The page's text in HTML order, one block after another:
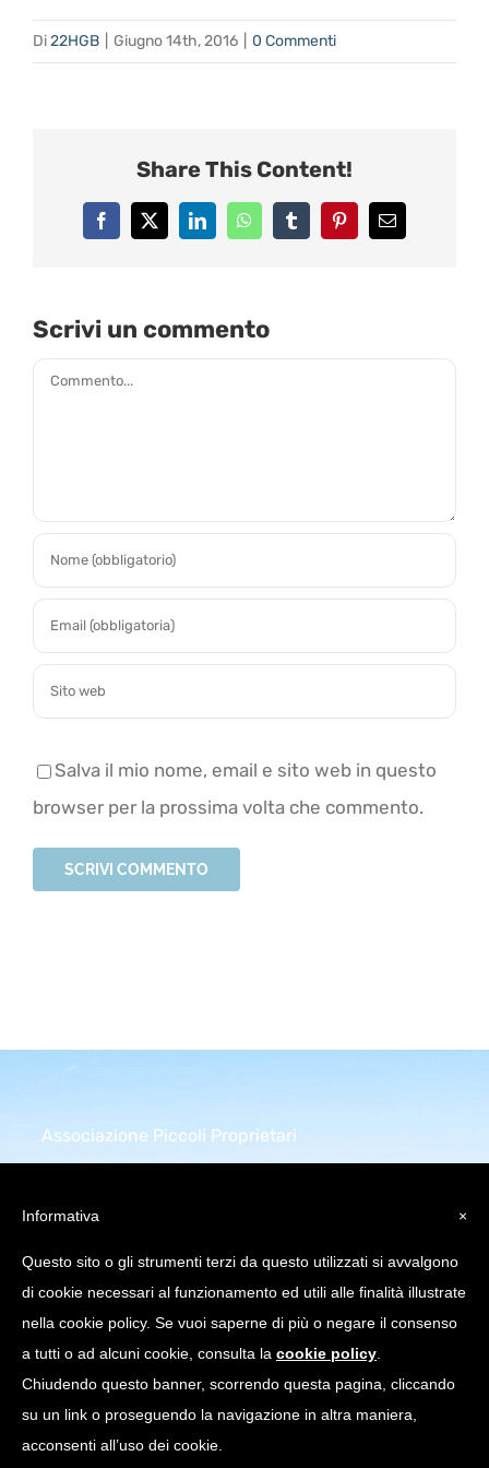
Di22HGB Giugno 14th, 2016 0 Commenti
Share This Content!
Facebook
X LinkedInWhatsAppTumblrPinterestEmail
Scrivi un commento
Commento
Salva il mio nome, email e sito web in questo
browser per la prossima volta che commento.
Associazione Piccoli Proprietari
20124 Milano (MI)
C.Fiscale: 97751640158
info@appice.it |
appice@pec.appice.it
×
Informativa
Questo sito o gli strumenti terzi da questo utilizzati si avvalgono
di cookie necessari al funzionamento ed utili alle finalità illustrate
nella cookie policy. Se vuoi saperne di più o negare il consenso
a tutti o ad alcuni cookie, consulta la cookie policy
Chiudendo questo banner, scorrendo questa pagina, cliccando
su un link o proseguendo la navigazione in altra maniera,
acconsenti all’uso dei cookie.